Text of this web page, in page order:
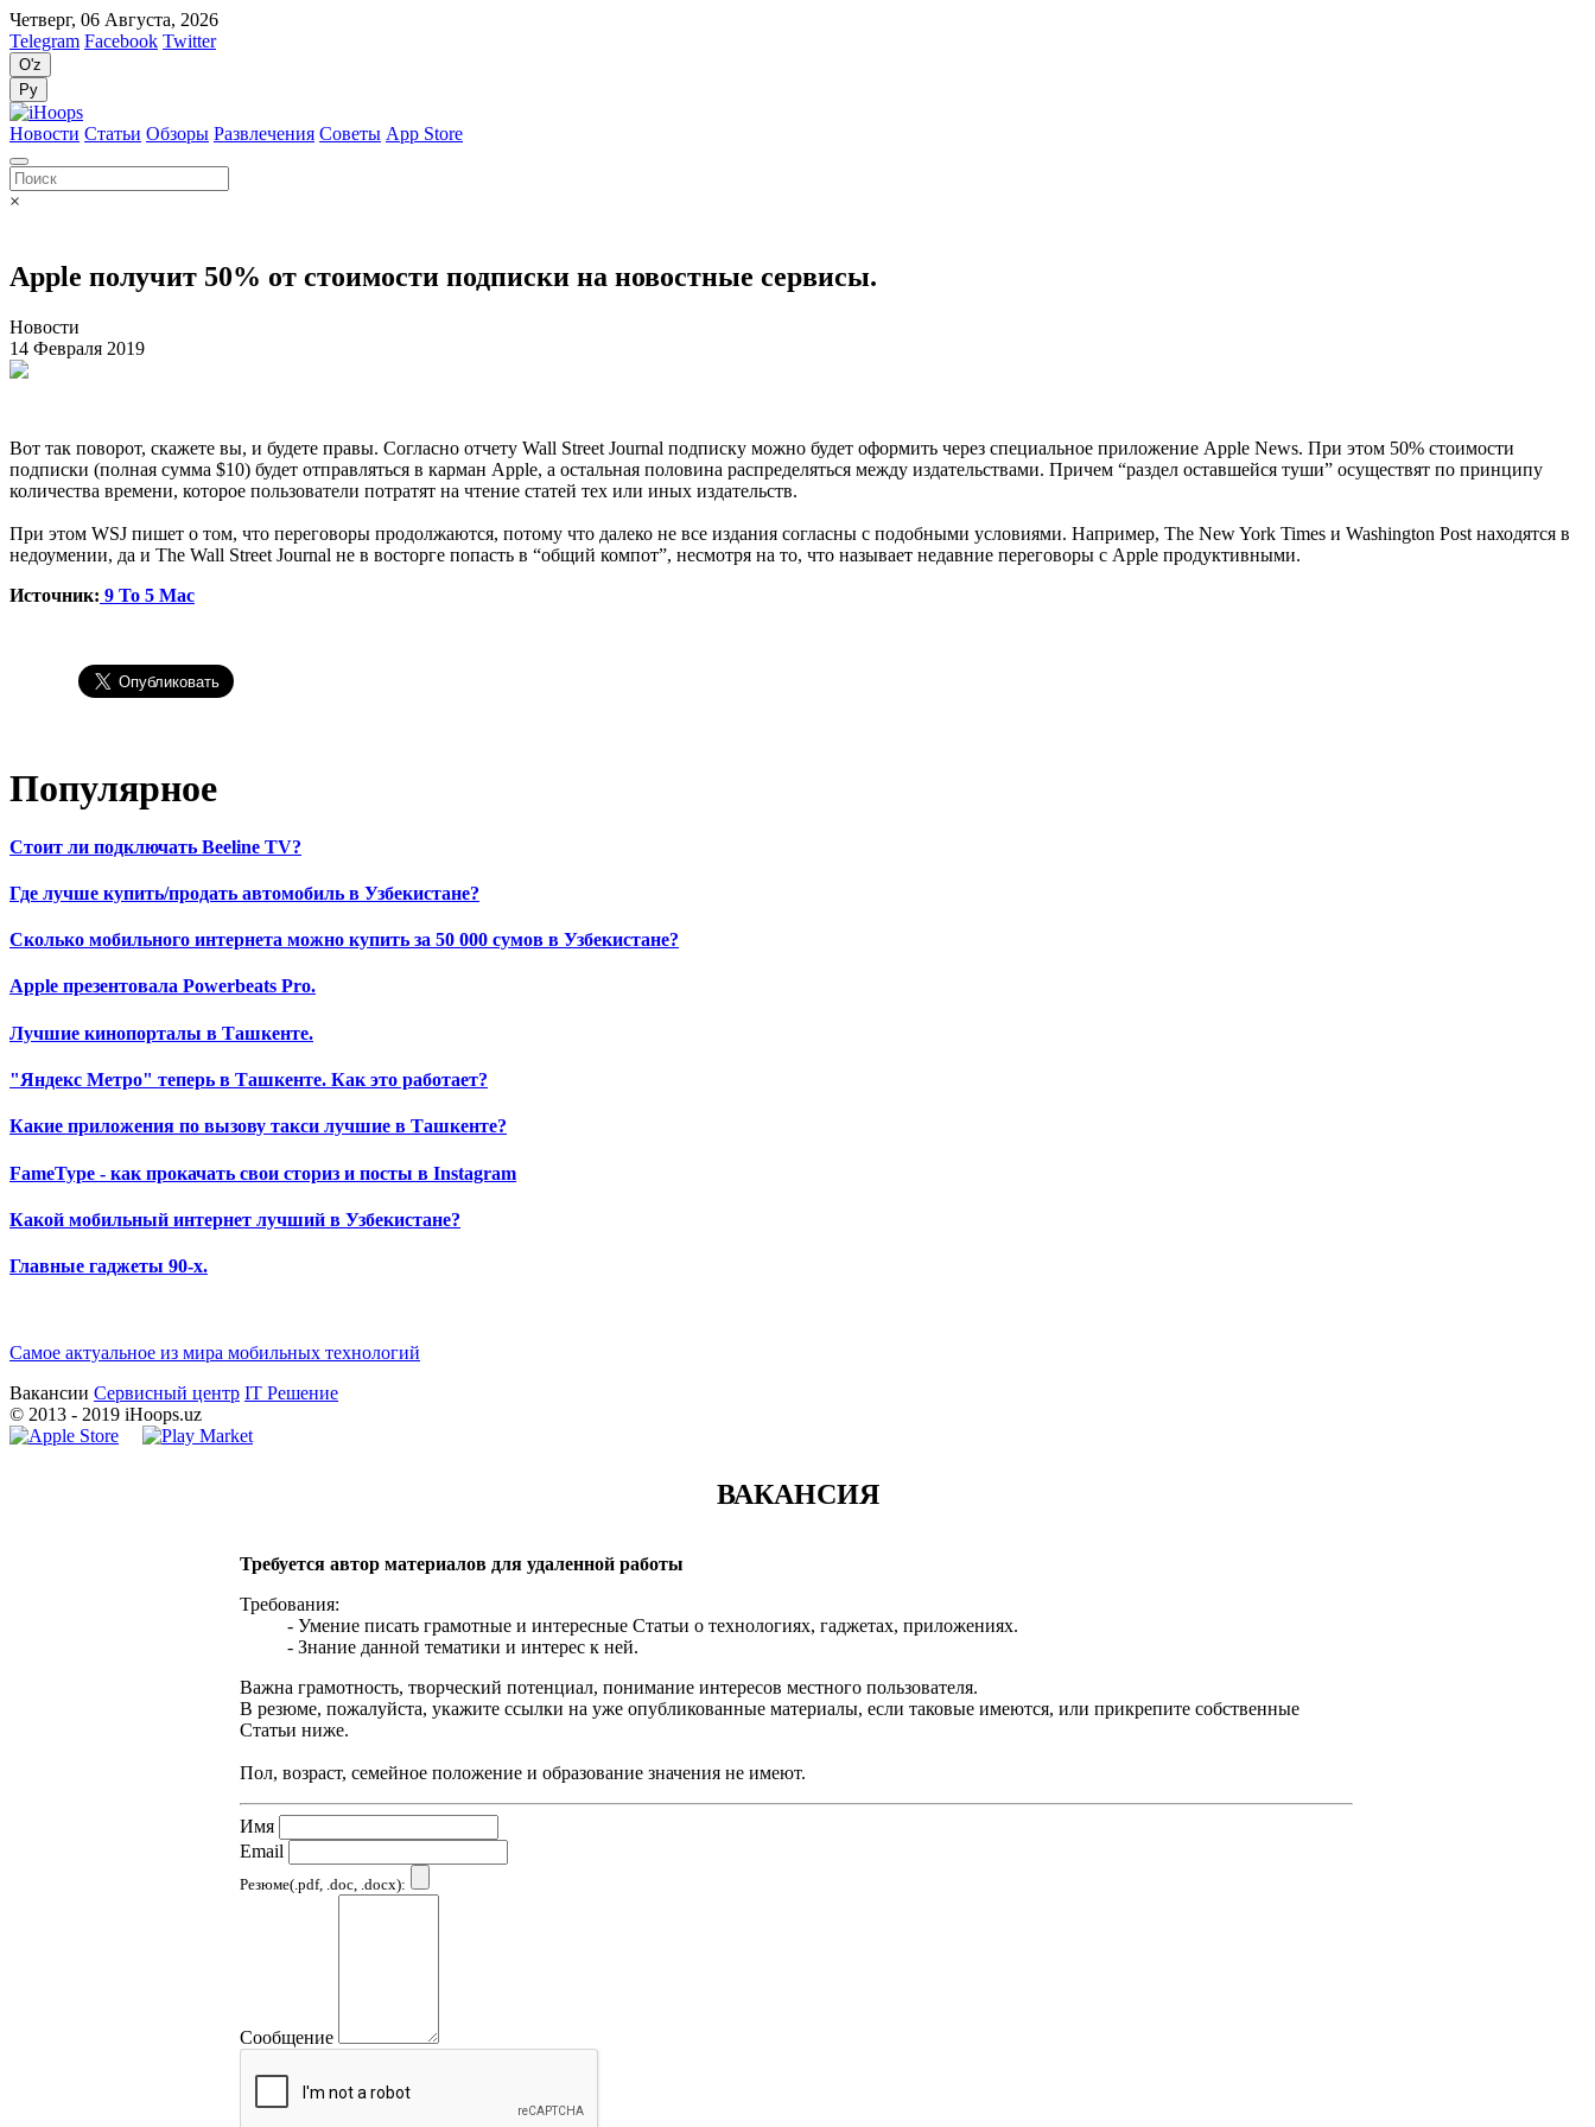
Четверг, 06 Августа, 2026
Telegram Facebook Twitter
O'z
Ру
Новости Статьи Обзоры Развлечения Советы App Store
×
Apple получит 50% от стоимости подписки на новостные сервисы.
Новости
14 Февраля 2019
Вот так поворот, скажете вы, и будете правы. Согласно отчету Wall Street Journal подписку можно будет оформить через специальное приложение Apple News. При этом 50% стоимости
подписки (полная сумма $10) будет отправляться в карман Apple, а остальная половина распределяться между издательствами. Причем “раздел оставшейся туши” осуществят по принципу
количества времени, которое пользователи потратят на чтение статей тех или иных издательств.
При этом WSJ пишет о том, что переговоры продолжаются, потому что далеко не все издания согласны с подобными условиями. Например, The New York Times и Washington Post находятся в
недоумении, да и The Wall Street Journal не в восторге попасть в “общий компот”, несмотря на то, что называет недавние переговоры с Apple продуктивными.
Источник: 9 To 5 Mac
Популярное
Стоит ли подключать Beeline TV?
Где лучше купить/продать автомобиль в Узбекистане?
Сколько мобильного интернета можно купить за 50 000 сумов в Узбекистане?
Apple презентовала Powerbeats Pro.
Лучшие кинопорталы в Ташкенте.
"Яндекс Метро" теперь в Ташкенте. Как это работает?
Какие приложения по вызову такси лучшие в Ташкенте?
FameType - как прокачать свои сториз и посты в Instagram
Какой мобильный интернет лучший в Узбекистане?
Главные гаджеты 90-х.
Самое актуальное из мира мобильных технологий
Вакансии Сервисный центр IT Решение
© 2013 - 2019 iHoops.uz
ВАКАНСИЯ
Требуется автор материалов для удаленной работы
Требования:
- Умение писать грамотные и интересные Статьи о технологиях, гаджетах, приложениях.
- Знание данной тематики и интерес к ней.
Важна грамотность, творческий потенциал, понимание интересов местного пользователя.
В резюме, пожалуйста, укажите ссылки на уже опубликованные материалы, если таковые имеются, или прикрепите собственные
Статьи ниже.
Пол, возраст, семейное положение и образование значения не имеют.
Имя
Email
Резюме(.pdf, .doc, .docx):
Сообщение